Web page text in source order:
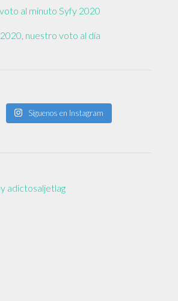
al minuto Syfy 2020
nuestro voto al día
Síguenos en Instagram
adictosaljetlag